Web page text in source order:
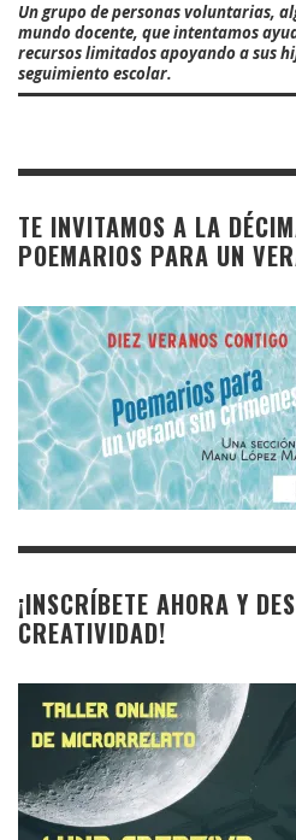
Un grupo de personas voluntarias,
mundo docente, que intentamos
recursos limitados apoyando a sus
seguimiento escolar.
TE INVITAMOS A LA
POEMARIOS PARA UN
¡INSCRÍBETE AHORA Y
CREATIVIDAD!